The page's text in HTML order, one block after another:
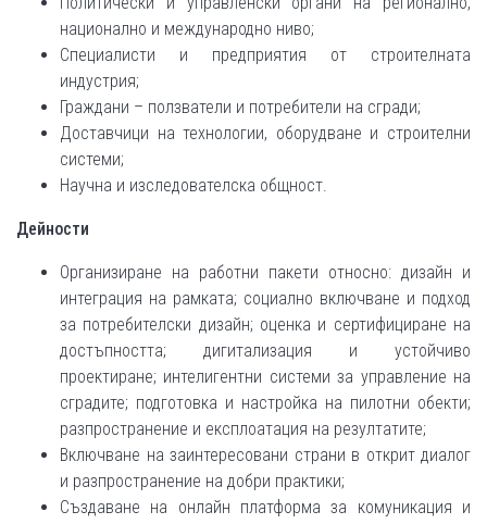
национално и международно ниво;
Специалисти и предприятия от строителната
индустрия;
Граждани – ползватели и потребители на сгради;
Доставчици на технологии, оборудване и строителни
системи;
Научна и изследователска общност.
Дейности
Организиране на работни пакети относно: дизайн и
интеграция на рамката; социално включване и подход
за потребителски дизайн; оценка и сертифициране на
достъпността; дигитализация и устойчиво
проектиране; интелигентни системи за управление на
сградите; подготовка и настройка на пилотни обекти;
разпространение и експлоатация на резултатите;
Включване на заинтересовани страни в открит диалог
и разпространение на добри практики;
Създаване на онлайн платформа за комуникация и